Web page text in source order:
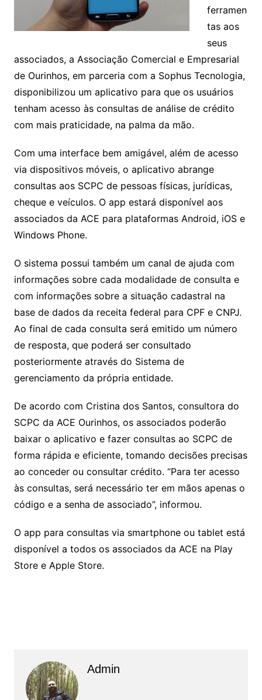
ferramen
tas aos
seus
associados, a Associação Comercial e Empresarial
de Ourinhos, em parceria com a Sophus Tecnologia,
disponibilizou um aplicativo para que os usuários
tenham acesso às consultas de análise de crédito
com mais praticidade, na palma da mão.
Com uma interface bem amigável, além de acesso
via dispositivos móveis, o aplicativo abrange
consultas aos SCPC de pessoas físicas, jurídicas,
cheque e veículos. O app estará disponível aos
associados da ACE para plataformas Android, iOS e
Windows Phone.
O sistema possui também um canal de ajuda com
informações sobre cada modalidade de consulta e
com informações sobre a situação cadastral na
base de dados da receita federal para CPF e CNPJ.
Ao final de cada consulta será emitido um número
de resposta, que poderá ser consultado
posteriormente através do Sistema de
gerenciamento da própria entidade.
De acordo com Cristina dos Santos, consultora do
SCPC da ACE Ourinhos, os associados poderão
baixar o aplicativo e fazer consultas ao SCPC de
forma rápida e eficiente, tomando decisões precisas
ao conceder ou consultar crédito. “Para ter acesso
às consultas, será necessário ter em mãos apenas o
código e a senha de associado”, informou.
O app para consultas via smartphone ou tablet está
disponível a todos os associados da ACE na Play
Store e Apple Store.
Admin